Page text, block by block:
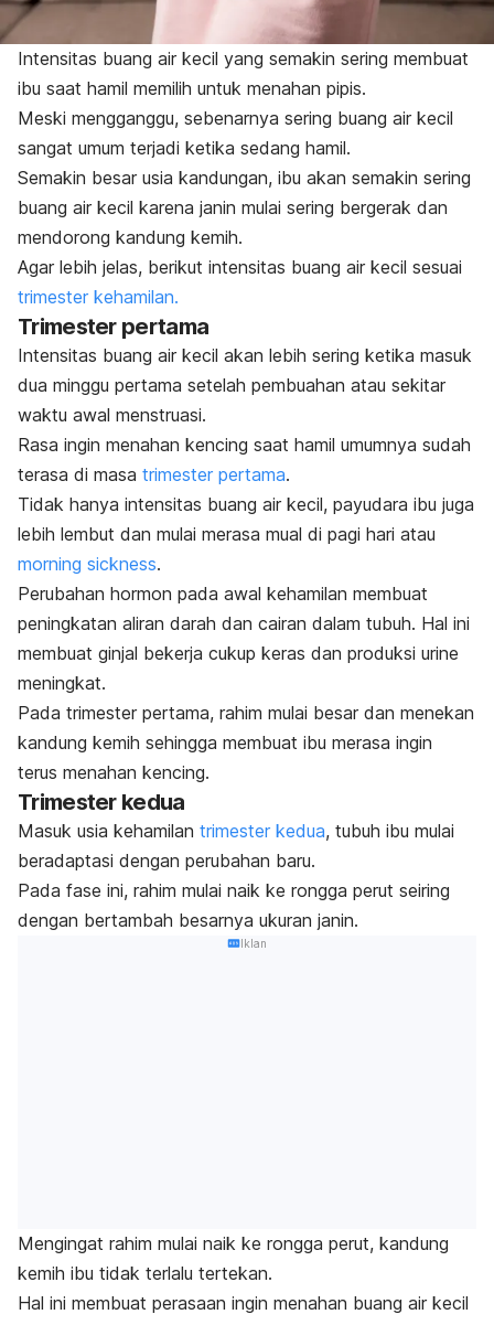
Intensitas buang air kecil yang semakin sering membuat
ibu saat hamil memilih untuk menahan pipis.
Meski mengganggu, sebenarnya sering buang air kecil
sangat umum terjadi ketika sedang hamil.
Semakin besar usia kandungan, ibu akan semakin sering
buang air kecil karena janin mulai sering bergerak dan
mendorong kandung kemih.
Agar lebih jelas, berikut intensitas buang air kecil sesuai
trimester kehamilan.
Trimester pertama
Intensitas buang air kecil akan lebih sering ketika masuk
dua minggu pertama setelah pembuahan atau sekitar
waktu awal menstruasi.
Rasa ingin menahan kencing saat hamil umumnya sudah
terasa di masa trimester pertama.
Tidak hanya intensitas buang air kecil, payudara ibu juga
lebih lembut dan mulai merasa mual di pagi hari atau
morning sickness.
Perubahan hormon pada awal kehamilan membuat
peningkatan aliran darah dan cairan dalam tubuh. Hal ini
membuat ginjal bekerja cukup keras dan produksi urine
meningkat.
Pada trimester pertama, rahim mulai besar dan menekan
kandung kemih sehingga membuat ibu merasa ingin
terus menahan kencing.
Trimester kedua
Masuk usia kehamilan trimester kedua, tubuh ibu mulai
beradaptasi dengan perubahan baru.
Pada fase ini, rahim mulai naik ke rongga perut seiring
dengan bertambah besarnya ukuran janin.
Iklan
Mengingat rahim mulai naik ke rongga perut, kandung
kemih ibu tidak terlalu tertekan.
Hal ini membuat perasaan ingin menahan buang air kecil